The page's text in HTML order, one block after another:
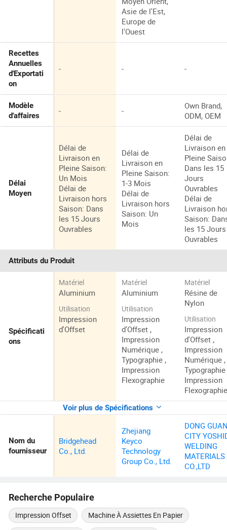
Asie de l'Est,
Europe de
l'Ouest
Recettes
Annuelles
d'Exportati
on
- - -
Modèle
d'affaires
- -
Own Brand,
ODM, OEM
Délai
Moyen
Délai de
Livraison en
Pleine Saison:
Un Mois
Délai de
Livraison hors
Saison: Dans
les 15 Jours
Ouvrables
Délai de
Livraison en
Pleine Saison:
1-3 Mois
Délai de
Livraison hors
Saison: Un
Mois
Délai de
Livraison en
Pleine
Dans les 15
Jours
Ouvrables
Délai de
Livraison
Saison:
les 15 Jours
Ouvrables
Attributs du Produit
Spécificati
ons
Matériel
Aluminium
Utilisation
Impression
d'Offset
Matériel
Aluminium
Utilisation
Impression
d'Offset ,
Impression
Numérique ,
Typographie ,
Impression
Flexographie
Matériel
Résine de
Nylon
Utilisation
Impression
d'Offset ,
Impression
Numérique ,
Typographie
Impression
Voir plus de Spécifications
Nom du
fournisseur
Bridgehead
Co., Ltd.
Zhejiang
Keyco
Technology
Group Co., Ltd.
DONG
CITY
WELDING
MATERIALS
CO.,LTD
Recherche Populaire
Impression Offset Machine À Assiettes En Papier